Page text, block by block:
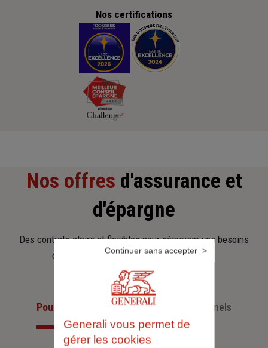
Nos certifications
Nos offres d'assurance et
d'épargne
Des contrats clairs et flexibles pour sécuriser vos besoins
d’aujourd’hui et anticiper ceux de demain.
Pour les particuliersPour les professionnels
Generali vous permet de
gérer les cookies
Continuer sans accepter